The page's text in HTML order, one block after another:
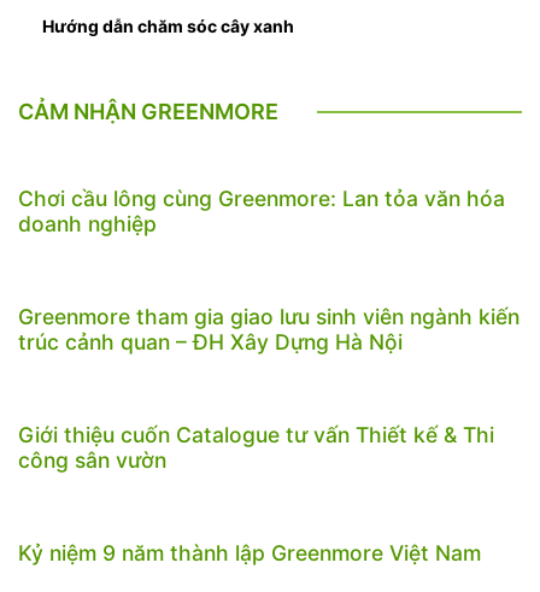
Hướng dẫn chăm sóc cây xanh
CẢM NHẬN GREENMORE
Chơi cầu lông cùng Greenmore: Lan tỏa văn hóa
doanh nghiệp
Greenmore tham gia giao lưu sinh viên ngành kiến
trúc cảnh quan – ĐH Xây Dựng Hà Nội
Giới thiệu cuốn Catalogue tư vấn Thiết kế & Thi
công sân vườn
Kỷ niệm 9 năm thành lập Greenmore Việt Nam